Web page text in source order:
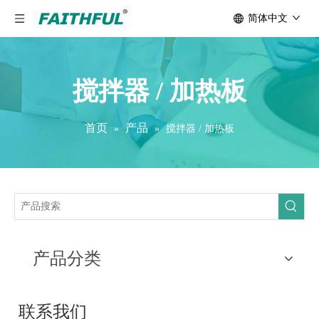
简体中文
搅拌器 / 加热板
首页 » 产品 » 搅拌器 / 加热板
产品分类
联系我们